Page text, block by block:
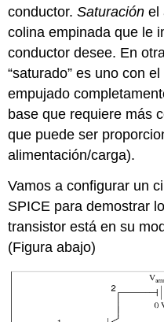
conductor.Saturación el
colina empinada que le
conductor desee. En
“saturado” es uno con
empujado
base que requiere más
que puede ser
alimentación/carga).
Vamos a configurar un
SPICE para demostrar
transistor está en su
(Figura abajo)